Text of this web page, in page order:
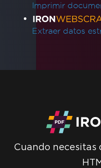
Imprimir
Extraer datos
Cuando necesitas